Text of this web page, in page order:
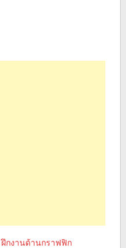
ฝึกงานด้านกราฟฟิก